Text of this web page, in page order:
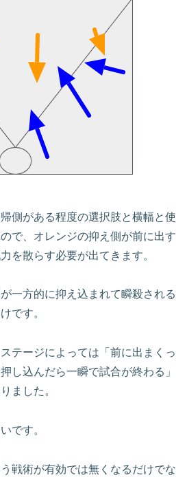
側がある程度の選択肢と横幅と使
で、オレンジの抑え側が前に出す
を散らす必要が出てきます。
一方的に抑え込まれて瞬殺される
です。
テージによっては「前に出まくっ
し込んだら一瞬で試合が終わる」
ました。
です。
戦術が有効では無くなるだけでな